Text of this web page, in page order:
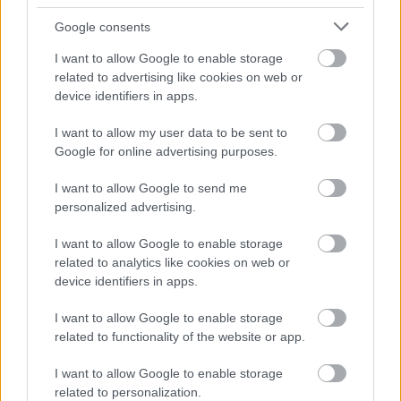
Google consents
I want to allow Google to enable storage
related to advertising like cookies on web or
device identifiers in apps.
I want to allow my user data to be sent to
Google for online advertising purposes.
I want to allow Google to send me
personalized advertising.
I want to allow Google to enable storage
related to analytics like cookies on web or
device identifiers in apps.
I want to allow Google to enable storage
related to functionality of the website or app.
I want to allow Google to enable storage
related to personalization.
αποτελεί εύλογο ερώτημα. Εκτός κι αν η
ανέγερση του Μουσείου θα θεωρηθεί
ολοκληρωμένη μόνο όταν αποκτήσει και την
τελευταία Καρυάτιδα. Το ειρωνικό είναι πως τρία
χρόνια πριν, όταν το Νέο Μουσείο της
Ακρόπολης έκανε τα εγκαίνιά του, ο Αντώνης
Σαμαράς ήταν εκεί, ως υπουργός Πολιτισμού, και
έβαζε ο ίδιος τον τελευταίο λίθο σε ένδειξη της
και της πραγματοποίησης του στόχου του
συγκεκριμένου Οργανισμού.
*Η ΔΕΚΟ του Πολιτισμού
σκηνοθέτης Βαγγέλης Θεοδωρόπουλος